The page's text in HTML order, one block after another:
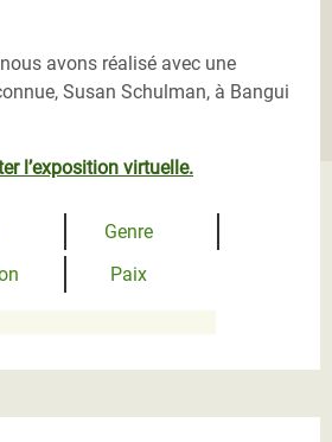
avons réalisé avec une
Susan Schulman, à Bangui
l’exposition virtuelle.
Genre
Paix